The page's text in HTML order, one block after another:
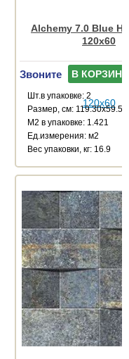
Alchemy 7.0 Blue
120x60
Звоните В КОРЗИНУ
Шт.в упаковке: 2
Размер, см: 119.30x59.55
М2 в упаковке: 1.421
Ед.измерения: м2
Веc упаковки, кг: 16.9